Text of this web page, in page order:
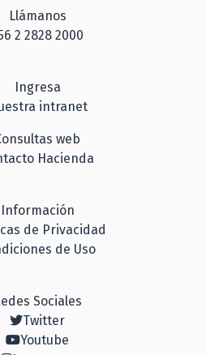
Llámanos
2 2828 2000
Ingresa
intranet
web
Hacienda
Información
de Privacidad
de Uso
Sociales
Twitter
Youtube